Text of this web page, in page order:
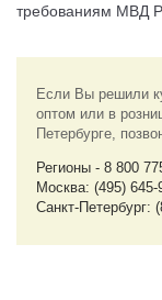
требованиям МВД
Если Вы решили
оптом или в
Петербурге,
Регионы - 8 800
Москва: (495) 645-
Санкт-Петербург: